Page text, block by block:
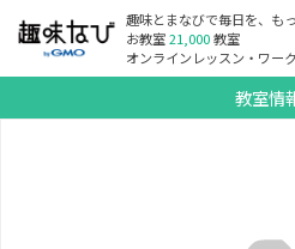
趣味とまなびで毎日を、も
お教室21,000教室
オンラインレッスン・ワー
教室情